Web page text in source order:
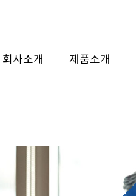
회사소개 제품소개